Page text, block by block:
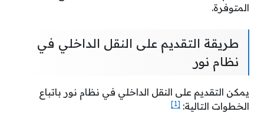
المتوفرة.
طريقة التقديم على النقل الداخلي في
نظام نور
يمكن التقديم على النقل الداخلي في نظام نور باتباع
الخطوات التالية: [1]